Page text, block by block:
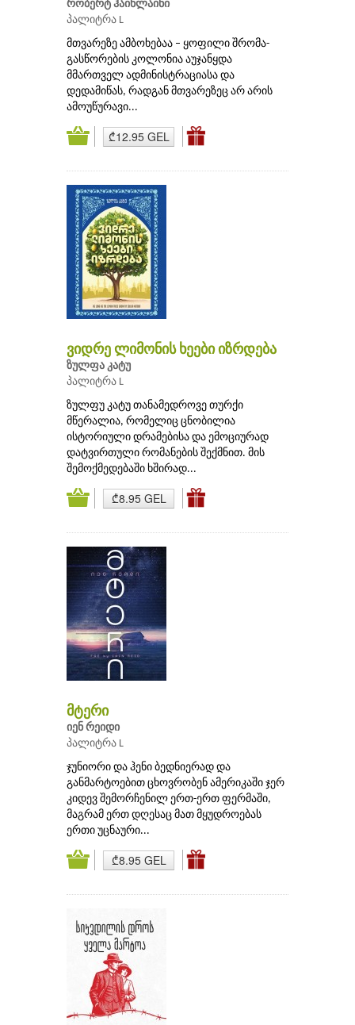
რობერტ ჰაინლაინი
პალიტრა L
მთვარეზე ამბოხებაა – ყოფილი შრომა-
გასწორების კოლონია აუჯანყდა
მმართველ ადმინისტრაციასა და
დედამიწას, რადგან მთვარეზეც არ არის
ამოუწურავი...
₾12.95 GEL
ვიდრე ლიმონის ხეები იზრდება
ზულფა კატუ
პალიტრა L
ზულფუ კატუ თანამედროვე თურქი
მწერალია, რომელიც ცნობილია
ისტორიული დრამებისა და ემოციურად
დატვირთული რომანების შექმნით. მის
შემოქმედებაში ხშირად...
₾8.95 GEL
მტერი
იენ რეიდი
პალიტრა L
ჯუნიორი და ჰენი ბედნიერად და
განმარტოებით ცხოვრობენ ამერიკაში ჯერ
კიდევ შემორჩენილ ერთ-ერთ ფერმაში,
მაგრამ ერთ დღესაც მათ მყუდროებას
ერთი უცნაური...
₾8.95 GEL